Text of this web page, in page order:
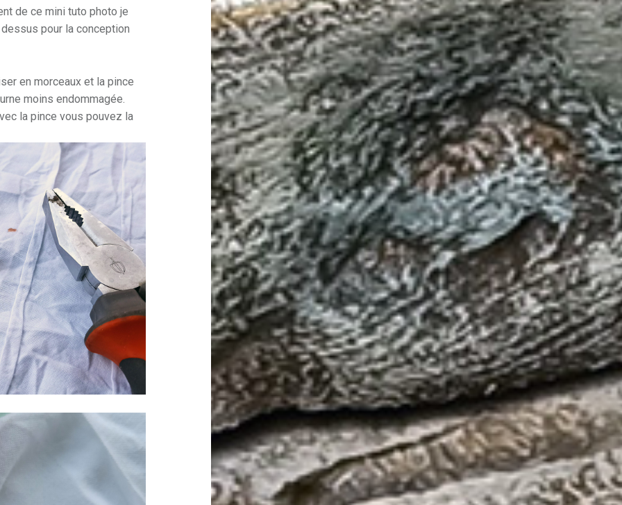
de ce mini tuto photo je
pour la conception
en morceaux et la pince
moins endommagée.
la pince vous pouvez la